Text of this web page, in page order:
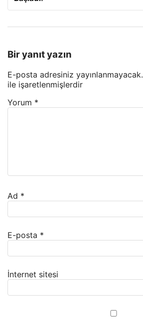
Bir yanıt yazın
E-posta adresiniz yayınlanmayacak.
ile işaretlenmişlerdir
Yorum *
Ad *
E-posta *
İnternet sitesi